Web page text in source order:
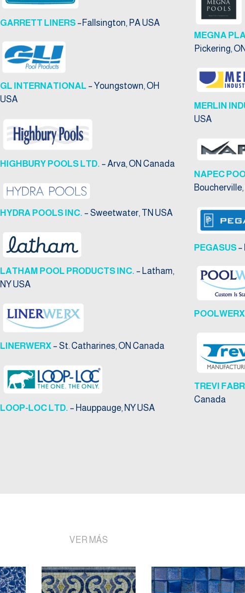
GARRETT LINERS –Fallsington, PA USA
GL INTERNATIONAL – Youngstown, OH
USA
HIGHBURY POOLS LTD. – Arva, ON Canada
HYDRA POOLS INC. – Sweetwater, TN USA
LATHAM POOL PRODUCTS INC. – Latham,
NY USA
LINERWERX – St. Catharines, ON Canada
LOOP-LOC LTD. – Hauppauge, NY USA
MEGNA
Pickering,
MERLIN
USA
NAPEC
PEGASUS –
TREVI
Canada
VER MÁS